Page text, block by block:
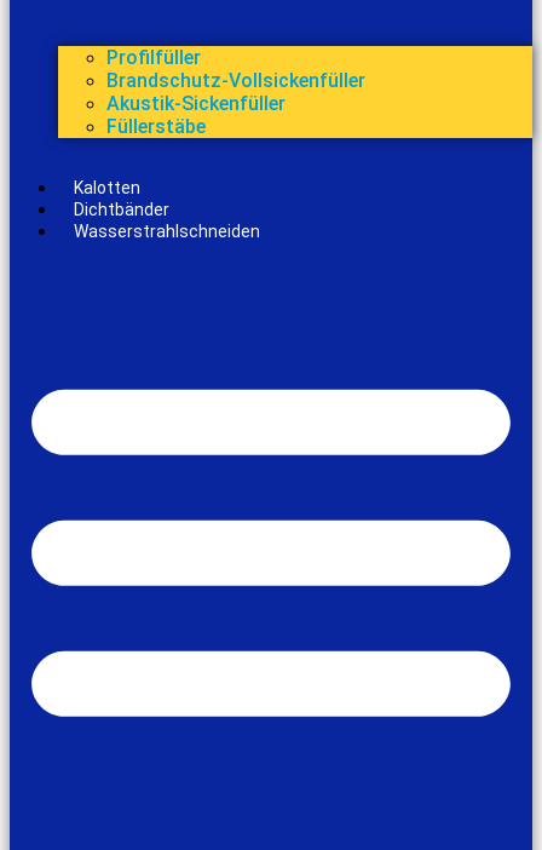
Profilfüller
Brandschutz-Vollsickenfüller
Akustik-Sickenfüller
Füllerstäbe
Kalotten
Dichtbänder
Wasserstrahlschneiden